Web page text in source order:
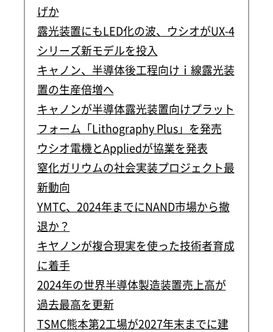
げか
露光装置にもLED化の波、ウシオがUX-4
シリーズ新モデルを投入
キャノン、半導体後工程向けｉ線露光装
置の生産倍増へ
キャノンが半導体露光装置向けプラット
フォーム「Lithography Plus」を発売
ウシオ電機とAppliedが協業を発表
窒化ガリウムの社会実装プロジェクト最
新動向
YMTC、2024年までにNAND市場から撤
退か？
キヤノンが複合現実を使った技術者育成
に着手
2024年の世界半導体製造装置売上高が
過去最高を更新
TSMC熊本第2工場が2027年末までに建